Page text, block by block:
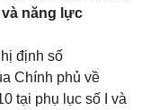
năng lực
định số
Chính phủ về
tại phụ lục số I và